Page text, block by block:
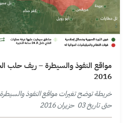
2016
خريطة توضح تغيرات مواقع النفوذ
حتى تاريخ 03 حزيران 2016